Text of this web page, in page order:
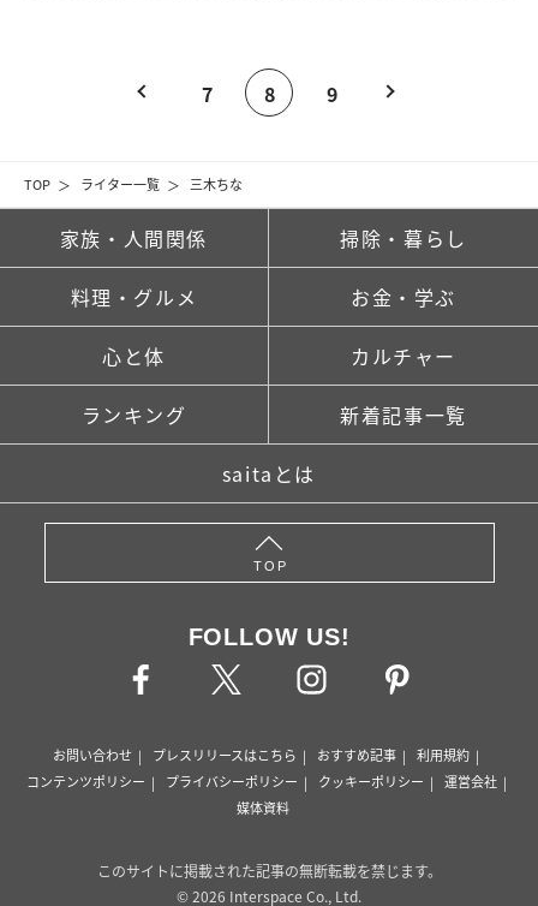
TOP ライター一覧 三木ちな
7 8 9
家族・人間関係 掃除・暮らし
料理・グルメ お金・学ぶ
心と体 カルチャー
ランキング 新着記事一覧
saitaとは
TOP
FOLLOW US!
お問い合わせ プレスリリースはこちら おすすめ記事
利用規約
コンテンツポリシー
プライバシーポリシー クッキーポリシー
運営会社
媒体資料
このサイトに掲載された記事の無断転載を禁じます。
© 2026 Interspace Co., Ltd.